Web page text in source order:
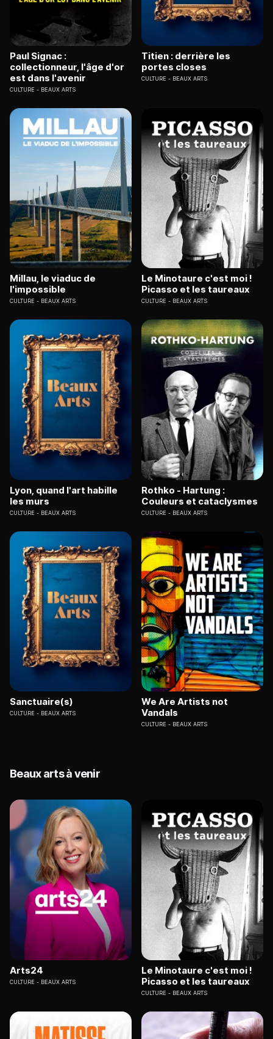
Paul Signac :
collectionneur, l'âge d'or
est dans l'avenir
CULTURE BEAUX ARTS
Titien : derrière les
portes closes
CULTURE BEAUX ARTS
Millau, le viaduc de
l'impossible
CULTURE BEAUX ARTS
Le Minotaure c'est moi !
Picasso et les taureaux
CULTURE BEAUX ARTS
Lyon, quand l'art habille
les murs
CULTURE BEAUX ARTS
Rothko - Hartung :
Couleurs et cataclysmes
CULTURE BEAUX ARTS
Sanctuaire(s)
CULTURE BEAUX ARTS
We Are Artists not
Vandals
CULTURE BEAUX ARTS
Beaux arts à venir
Arts24
CULTURE BEAUX ARTS
Le Minotaure c'est moi !
Picasso et les taureaux
CULTURE BEAUX ARTS